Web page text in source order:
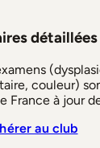
détaillées
couleur)
France à jour
au club